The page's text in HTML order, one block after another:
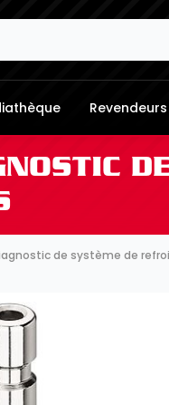
Revendeurs
de système de